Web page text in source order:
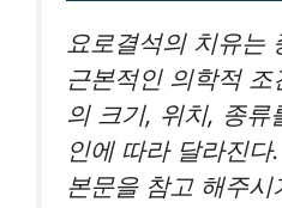
요로결석의 치유는
근본적인 의학적
의 크기, 위치, 종류
인에 따라 달라진
본문을 참고 해주시